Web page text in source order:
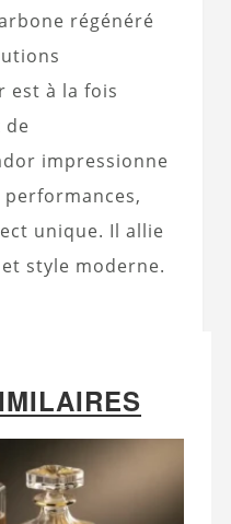
régénéré
est à la fois
de
impressionne
unique. Il allie
style moderne.